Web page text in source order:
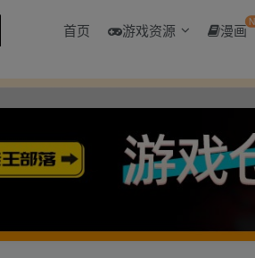
首页 游戏资源 漫画